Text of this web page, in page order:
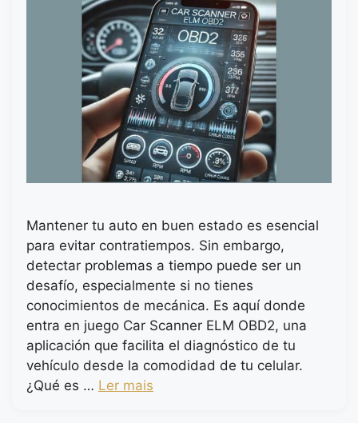
Mantener tu auto en buen estado es esencial
para evitar contratiempos. Sin embargo,
detectar problemas a tiempo puede ser un
desafío, especialmente si no tienes
conocimientos de mecánica. Es aquí donde
entra en juego Car Scanner ELM OBD2, una
aplicación que facilita el diagnóstico de tu
vehículo desde la comodidad de tu celular.
¿Qué es … Ler mais